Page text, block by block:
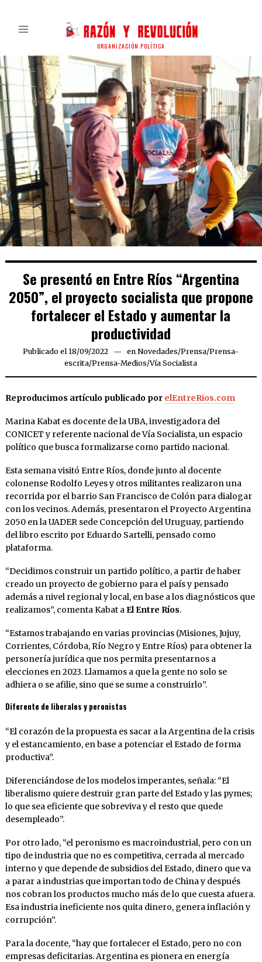
ORGANIZACIÓN POLÍTICA
Se presentó en Entre Ríos “Argentina
2050”, el proyecto socialista que propone
fortalecer el Estado y aumentar la
productividad
Publicado el 18/09/2022 18/09/2022
en Novedades/Prensa/Prensa-
escrita/Prensa-Medios/Vía Socialista
Reproducimos artículo publicado por elEntreRios.com
Marina Kabat es docente de la UBA, investigadora del
CONICET y referente nacional de Vía Socialista, un espacio
político que busca formalizarse como partido nacional.
Esta semana visitó Entre Ríos, donde junto al docente
colonense Rodolfo Leyes y otros militantes realizaron una
recorrida por el barrio San Francisco de Colón para dialogar
con los vecinos. Además, presentaron el Proyecto Argentina
2050 en la UADER sede Concepción del Uruguay, partiendo
del libro escrito por Eduardo Sartelli, pensado como
plataforma.
“Decidimos construir un partido político, a partir de haber
creado un proyecto de gobierno para el país y pensado
además a nivel regional y local, en base a los diagnósticos que
realizamos”, comenta Kabat aEl Entre Ríos.
“Estamos trabajando en varias provincias (Misiones, Jujuy,
Corrientes, Córdoba, Río Negro y Entre Ríos) para obtener la
personería jurídica que nos permita presentarnos a
elecciones en 2023. Llamamos a que la gente no solo se
adhiera o se afilie, sino que se sume a construirlo”.
Diferente de liberales y peronistas
“El corazón de la propuesta es sacar a la Argentina de la crisis
y el estancamiento, en base a potenciar el Estado de forma
productiva”.
Diferenciándose de los modelos imperantes, señala: “El
liberalismo quiere destruir gran parte del Estado y las pymes;
lo que sea eficiente que sobreviva y el resto que quede
desempleado”.
Por otro lado, “el peronismo es macroindustrial, pero con un
tipo de industria que no es competitiva, cerrada al mercado
interno y que depende de subsidios del Estado, dinero que va
a parar a industrias que importan todo de China y después
nos cobran los productos mucho más de lo que cuesta afuera.
Esa industria ineficiente nos quita dinero, genera inflación y
corrupción”.
Para la docente, “hay que fortalecer el Estado, pero no con
empresas deficitarias. Argentina es pionera en energía